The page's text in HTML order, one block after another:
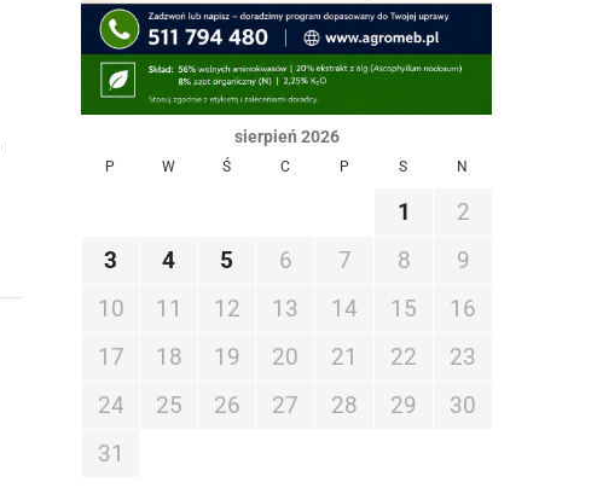
sierpień 2026
P W Ś C P S N
1
2
3
4 5 6 7 8
9
10
11 12 13 14 15
16
17
18 19 20 21 22
23
24
25 26 27 28 29
30
31